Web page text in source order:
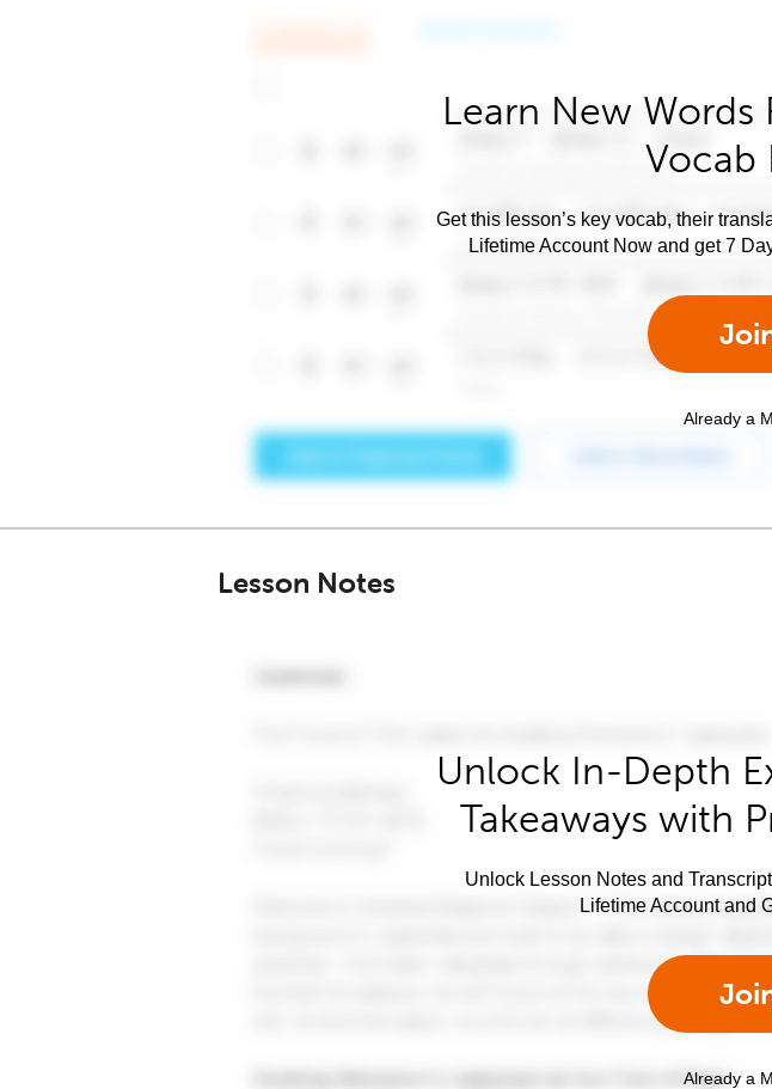
Learn New Words
Vocab
Get this lesson’s key vocab, their
Lifetime Account Now and get 7
Already a
Lesson Notes
Unlock In-Depth
Takeaways with
Unlock Lesson Notes and
Lifetime Account and
Already a